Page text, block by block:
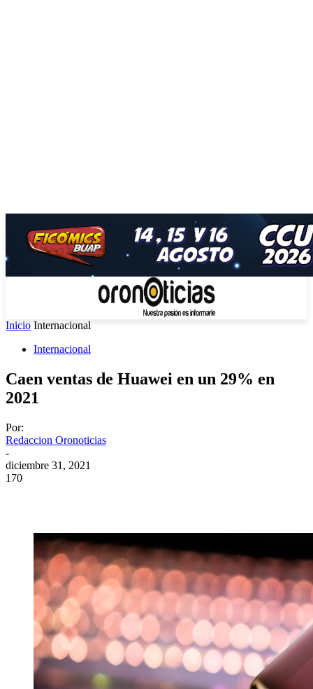
Inicio Internacional
Internacional
Caen ventas de Huawei en un 29% en
2021
Por:
Redaccion Oronoticias
-
diciembre 31, 2021
170